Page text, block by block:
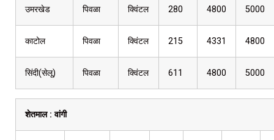
उमरखेड पिवळा क्विंटल 280 4800 5000
काटोल पिवळा क्विंटल 215 4331 4800
सिंदी(सेलू) पिवळा क्विंटल 611 4800 5000
शेतमाल :वांगी